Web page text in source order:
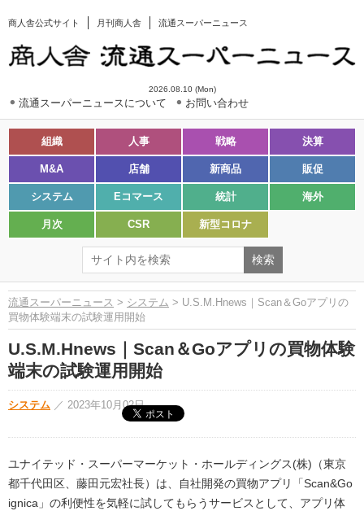
商人舎公式サイト 月刊商人舎 流通スーパーニュース
2026.08.10 (Mon)
流通スーパーニュースについて お問い合わせ
組織 人事 戦略 決算
M&A 店舗 新商品 販促
システム Eコマース 統計 海外
月次 CSR 新型コロナ
流通スーパーニュース > システム > U.S.M.Hnews｜Scan＆Goアプリの
買物体験端末の試験運用開始
U.S.M.Hnews｜Scan＆Goアプリの買物体験
端末の試験運用開始
システム ／ 2023年10月02日
ユナイテッド・スーパーマーケット・ホールディングス(株)（東京
都千代田区、藤田元宏社長）は、自社開発の買物アプリ「Scan&Go
ignica」の利便性を気軽に試してもらうサービスとして、アプリ体